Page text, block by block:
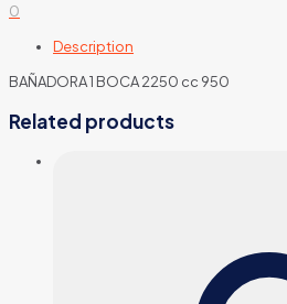
0
Description
BAÑADORA 1 BOCA 2250 cc 950
Related products